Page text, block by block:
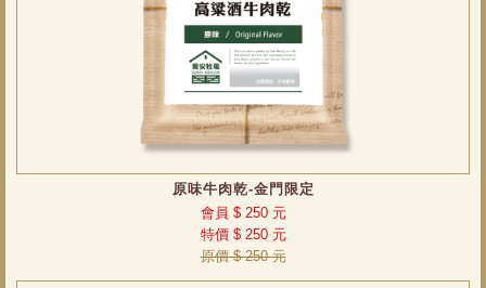
原味牛肉乾-金門限定
會員 $ 250 元
特價 $ 250 元
原價 $ 250 元